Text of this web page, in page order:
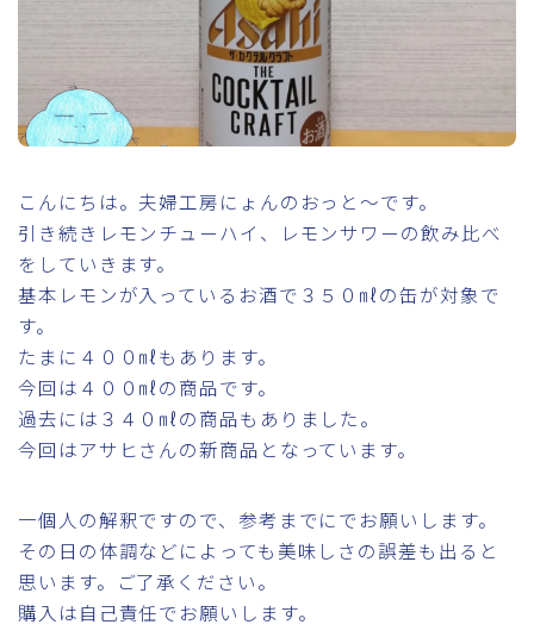
こんにちは。夫婦工房にょんのおっと～です。
引き続きレモンチューハイ、レモンサワーの飲み比べ
をしていきます。
基本レモンが入っているお酒で３５０㎖の缶が対象で
す。
たまに４００㎖もあります。
今回は４００㎖の商品です。
過去には３４０㎖の商品もありました。
今回はアサヒさんの新商品となっています。
一個人の解釈ですので、参考までにでお願いします。
その日の体調などによっても美味しさの誤差も出ると
思います。ご了承ください。
購入は自己責任でお願いします。